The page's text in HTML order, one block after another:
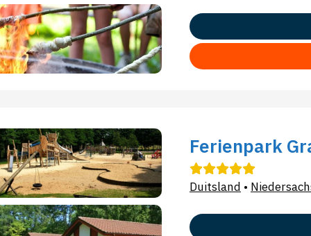
Ferienpark
Duitsland •